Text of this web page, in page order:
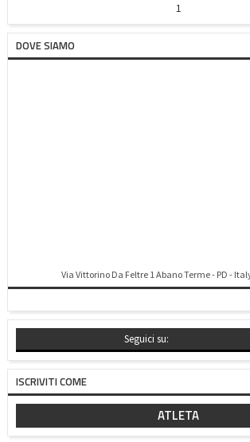
1
DOVE SIAMO
Via Vittorino Da Feltre 1 Abano Terme - PD -
Seguici su:
ISCRIVITI COME
ATLETA